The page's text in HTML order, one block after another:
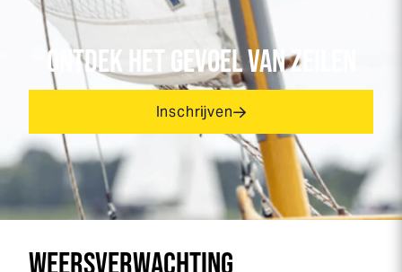
ONTDEK HET GEVOEL VAN ZEILEN
Inschrijven
WEERSVERWACHTING